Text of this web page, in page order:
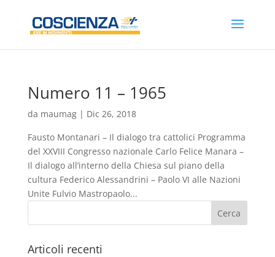
Numero 11 – 1965
da maumag| Dic 26, 2018
Fausto Montanari – Il dialogo tra cattolici Programma
del XXVIII Congresso nazionale Carlo Felice Manara –
Il dialogo all’interno della Chiesa sul piano della
cultura Federico Alessandrini – Paolo VI alle Nazioni
Unite Fulvio Mastropaolo...
Articoli recenti